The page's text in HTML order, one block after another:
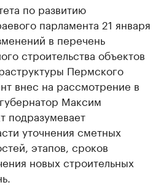
по развитию
парламента 21 января
в перечень
строительства объектов
Пермского
внес на рассмотрение в
Максим
подразумевает
уточнения сметных
этапов, сроков
новых строительных